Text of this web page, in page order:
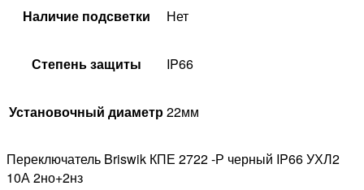
Наличие подсветки Нет
Степень защиты IP66
Установочный диаметр22мм
Переключатель Briswik КПЕ 2722 -Р черный IP66 УХЛ2
10А 2но+2нз